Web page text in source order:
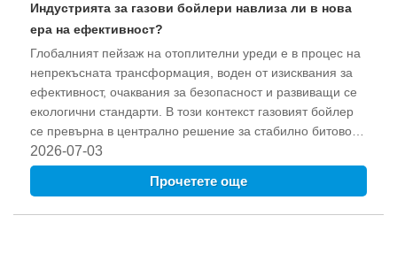
Индустрията за газови бойлери навлиза ли в нова
ера на ефективност?
Глобалният пейзаж на отоплителни уреди е в процес на
непрекъсната трансформация, воден от изисквания за
ефективност, очаквания за безопасност и развиващи се
екологични стандарти. В този контекст газовият бойлер
се превърна в централно решение за стабилно битово и
търговско снабдяване с гореща вода.
2026-07-03
Прочетете още